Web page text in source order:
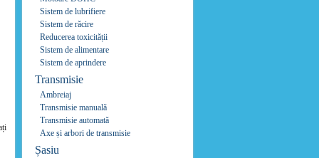
Sistem de lubrifiere
Sistem de răcire
Reducerea toxicității
Sistem de alimentare
Sistem de aprindere
Transmisie
Ambreiaj
Transmisie manuală
Transmisie automată
Axe și arbori de transmisie
Șasiu